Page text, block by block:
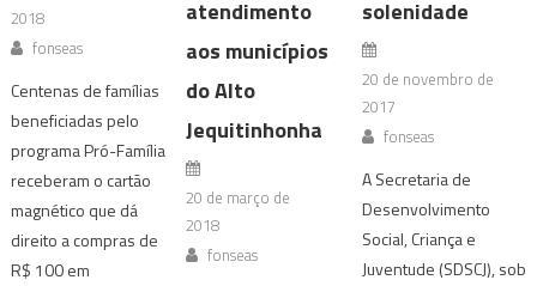
2018
fonseas
Centenas de famílias
beneficiadas pelo
programa Pró-Família
receberam o cartão
magnético que dá
direito a compras de
R$ 100 em
atendimento
aos municípios
do Alto
Jequitinhonha
20 de março de
2018
fonseas
solenidade
20 de novembro de
2017
fonseas
A Secretaria de
Desenvolvimento
Social, Criança e
Juventude (SDSCJ), sob